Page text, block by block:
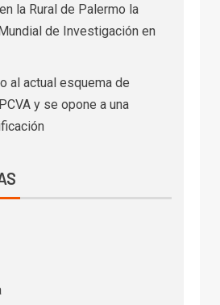
la Rural de Palermo la
de Investigación en
al actual esquema de
y se opone a una